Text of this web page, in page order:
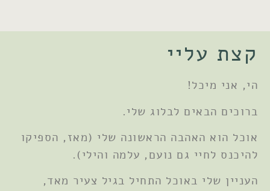
קצת עליי
הי, אני מיכל!
ברוכים הבאים לבלוג שלי.
אוכל הוא האהבה הראשונה שלי (מאז, הספיקו
להיכנס לחיי גם נועם, עלמה והילי).
העניין שלי באוכל התחיל בגיל צעיר מאד,